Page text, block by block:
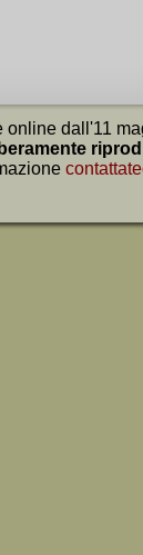
online dall'11